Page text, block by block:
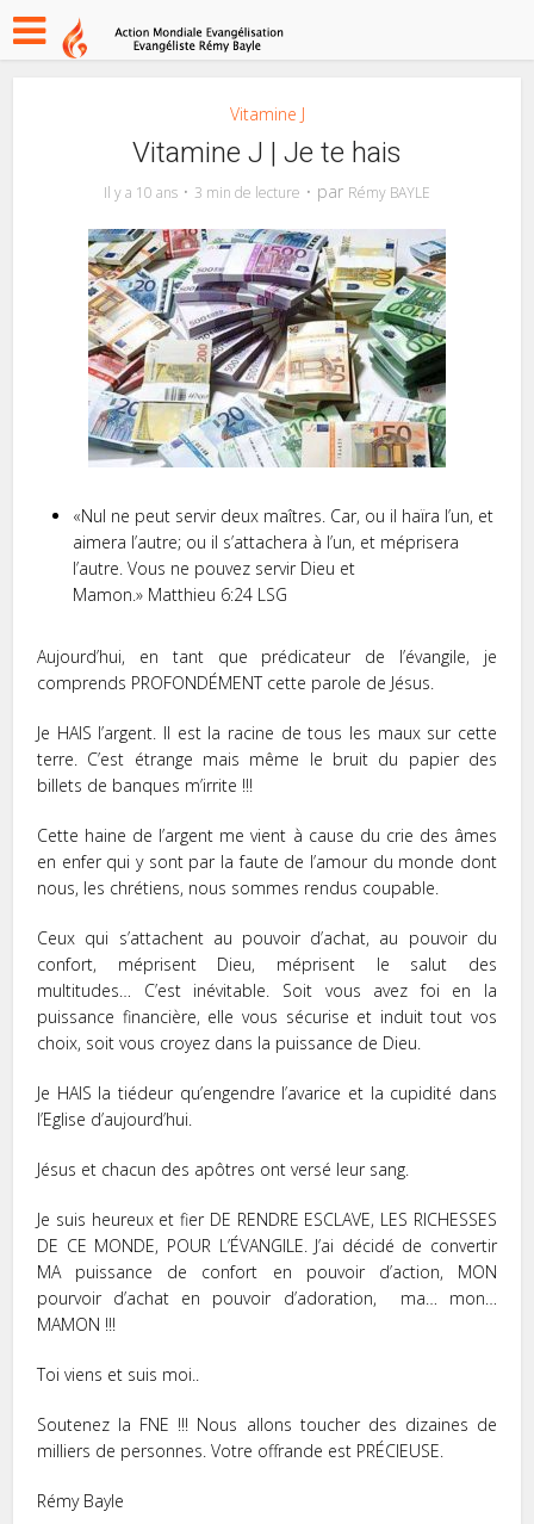
Vitamine J
Vitamine J | Je te hais
Il y a 10 ans 3 min de lecture par Rémy BAYLE
«Nul ne peut servir deux maîtres. Car, ou il haïra l’un, et
aimera l’autre; ou il s’attachera à l’un, et méprisera
l’autre. Vous ne pouvez servir Dieu et
Mamon.» Matthieu‬ ‭6:24‬ ‭LSG‬‬
Aujourd’hui, en tant que prédicateur de l’évangile, je
comprends PROFONDÉMENT cette parole de Jésus.
Je HAIS l’argent. Il est la racine de tous les maux sur cette
terre. C’est étrange mais même le bruit du papier des
billets de banques m’irrite !!!
Cette haine de l’argent me vient à cause du crie des âmes
en enfer qui y sont par la faute de l’amour du monde dont
nous, les chrétiens, nous sommes rendus coupable.
Ceux qui s’attachent au pouvoir d’achat, au pouvoir du
confort, méprisent Dieu, méprisent le salut des
multitudes… C’est inévitable. Soit vous avez foi en la
puissance financière, elle vous sécurise et induit tout vos
choix, soit vous croyez dans la puissance de Dieu.
Je HAIS la tiédeur qu’engendre l’avarice et la cupidité dans
l’Eglise d’aujourd’hui.
Jésus et chacun des apôtres ont versé leur sang.
Je suis heureux et fier DE RENDRE ESCLAVE, LES RICHESSES
DE CE MONDE, POUR L’ÉVANGILE. J’ai décidé de convertir
MA puissance de confort en pouvoir d’action, MON
pourvoir d’achat en pouvoir d’adoration, ma… mon…
MAMON !!!
Toi viens et suis moi..
Soutenez la FNE !!! Nous allons toucher des dizaines de
milliers de personnes. Votre offrande est PRÉCIEUSE.
Rémy Bayle